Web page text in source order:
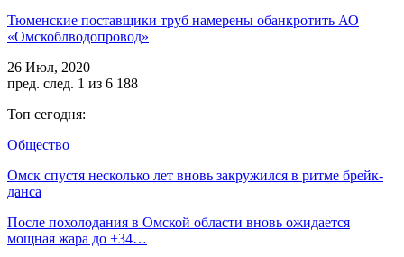
Тюменские поставщики труб намерены обанкротить АО
«Омскоблводопровод»
26 Июл, 2020
пред. след. 1 из 6 188
Топ сегодня:
Общество
Омск спустя несколько лет вновь закружился в ритме брейк-
данса
После похолодания в Омской области вновь ожидается
мощная жара до +34…